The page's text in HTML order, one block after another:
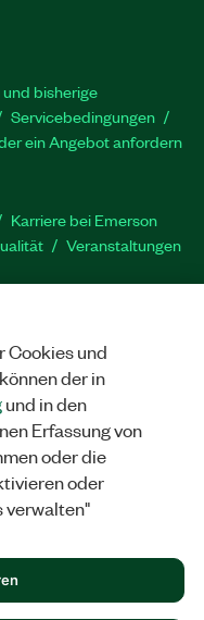
bisherige
Servicebedingungen
ein Angebot anfordern
Karriere bei Emerson
Veranstaltungen
stellen
Feedback
YouTube
TwitterFacebook
VORBEHALTEN.
Cookies und
der in
und in den
Erfassung von
oder die
oder
verwalten"